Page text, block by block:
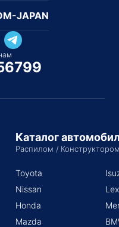
JAPAN
Каталог
Распилом /
Toyota
Nissan
Honda
Mazda